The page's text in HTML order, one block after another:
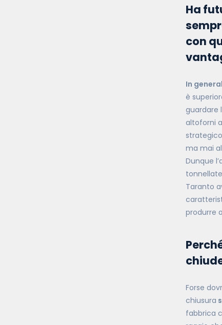
Ha
con
In
è
guardare
altoforni
ma mai
Dunque
Taranto
produrre
Forse
chiusura
fabbrica